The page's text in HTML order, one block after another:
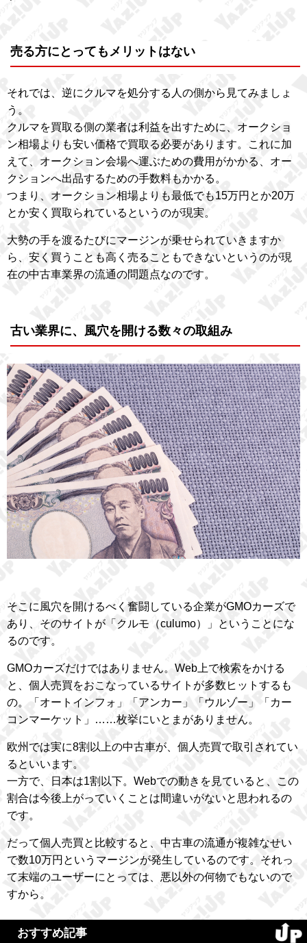
売る方にとってもメリットはない
それでは、逆にクルマを処分する人の側から見てみましょ
う。
クルマを買取る側の業者は利益を出すために、オークショ
ン相場よりも安い価格で買取る必要があります。これに加
えて、オークション会場へ運ぶための費用がかかる、オー
クションへ出品するための手数料もかかる。
つまり、オークション相場よりも最低でも15万円とか20万
とか安く買取られているというのが現実。
大勢の手を渡るたびにマージンが乗せられていきますか
ら、安く買うことも高く売ることもできないというのが現
在の中古車業界の流通の問題点なのです。
古い業界に、風穴を開ける数々の取組み
そこに風穴を開けるべく奮闘している企業がGMOカーズで
あり、そのサイトが「クルモ（culumo）」ということにな
るのです。
GMOカーズだけではありません。Web上で検索をかける
と、個人売買をおこなっているサイトが多数ヒットするも
の。「オートインフォ」「アンカー」「ウルゾー」「カー
コンマーケット」……枚挙にいとまがありません。
欧州では実に8割以上の中古車が、個人売買で取引されてい
るといいます。
一方で、日本は1割以下。Webでの動きを見ていると、この
割合は今後上がっていくことは間違いがないと思われるの
です。
だって個人売買と比較すると、中古車の流通が複雑なせい
で数10万円というマージンが発生しているのです。それっ
て末端のユーザーにとっては、悪以外の何物でもないので
すから。
おすすめ記事